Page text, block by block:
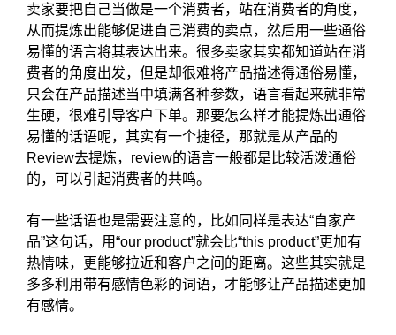
卖家要把自己当做是一个消费者，站在消费者的角度，
从而提炼出能够促进自己消费的卖点，然后用一些通俗
易懂的语言将其表达出来。很多卖家其实都知道站在消
费者的角度出发，但是却很难将产品描述得通俗易懂，
只会在产品描述当中填满各种参数，语言看起来就非常
生硬，很难引导客户下单。那要怎么样才能提炼出通俗
易懂的话语呢，其实有一个捷径，那就是从产品的
Review去提炼，review的语言一般都是比较活泼通俗
的，可以引起消费者的共鸣。
有一些话语也是需要注意的，比如同样是表达“自家产
品”这句话，用“our product”就会比“this product”更加有
热情味，更能够拉近和客户之间的距离。这些其实就是
多多利用带有感情色彩的词语，才能够让产品描述更加
有感情。